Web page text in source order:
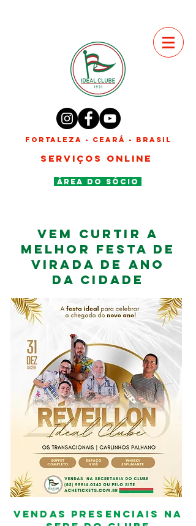
FORTALEZA - CEARÁ - BRASIL
SERVIÇOS ONLINE
ÁREA DO SÓCIO
VEM CURTIR A
MELHOR FESTA DE
VIRADA DE ANO
DA CIDADE
vendas presenciais na